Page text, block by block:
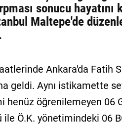
sonucu hayatını
Maltepe'de
Ankara'da Fatih
geldi. Aynı istikamette
henüz öğrenilemeyen 06
Ö.K. yönetimindeki 06